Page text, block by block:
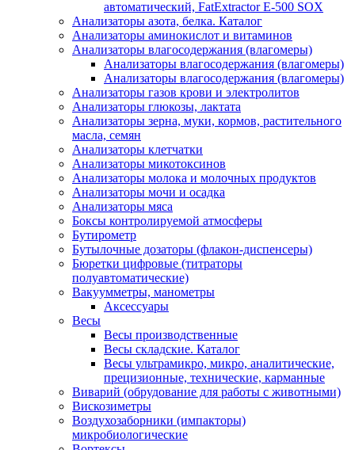
автоматический, FatExtractor E-500 SOX
Анализаторы азота, белка. Каталог
Анализаторы аминокислот и витаминов
Анализаторы влагосодержания (влагомеры)
Анализаторы влагосодержания (влагомеры)
Анализаторы влагосодержания (влагомеры)
Анализаторы газов крови и электролитов
Анализаторы глюкозы, лактата
Анализаторы зерна, муки, кормов, растительного
масла, семян
Анализаторы клетчатки
Анализаторы микотоксинов
Анализаторы молока и молочных продуктов
Анализаторы мочи и осадка
Анализаторы мяса
Боксы контролируемой атмосферы
Бутирометр
Бутылочные дозаторы (флакон-диспенсеры)
Бюретки цифровые (титраторы
полуавтоматические)
Вакуумметры, манометры
Аксессуары
Весы
Весы производственные
Весы складские. Каталог
Весы ультрамикро, микро, аналитические,
прецизионные, технические, карманные
Виварий (обрудование для работы с животными)
Вискозиметры
Воздухозаборники (импакторы)
микробиологические